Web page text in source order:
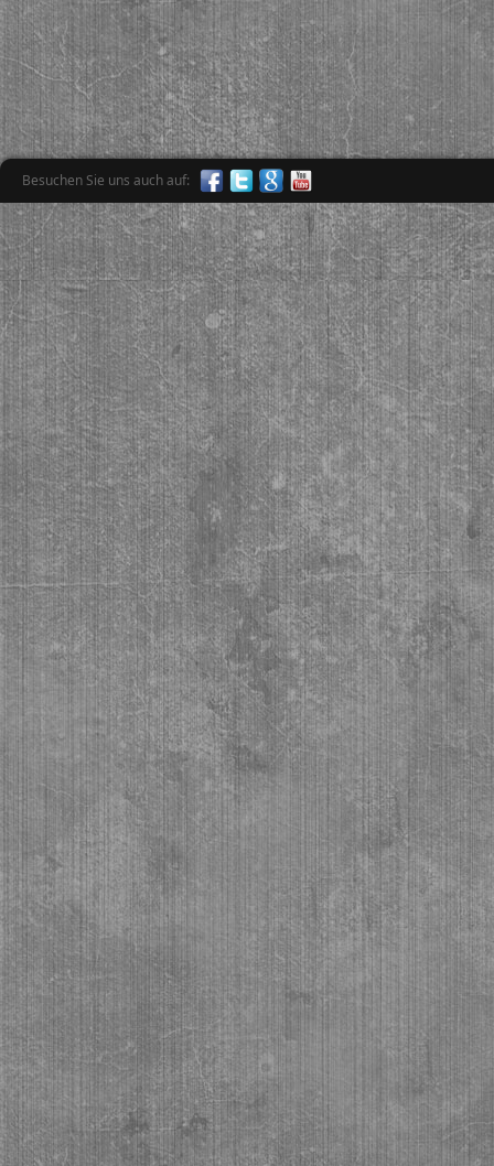
Besuchen Sie uns auch auf: